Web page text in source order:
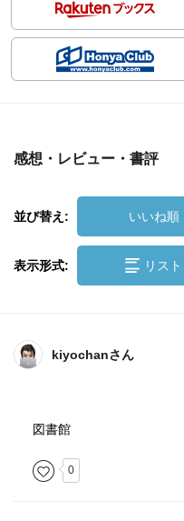
感想・レビュー・書評
並び替え: いいね順
表示形式: リスト
kiyochanさん
図書館
0